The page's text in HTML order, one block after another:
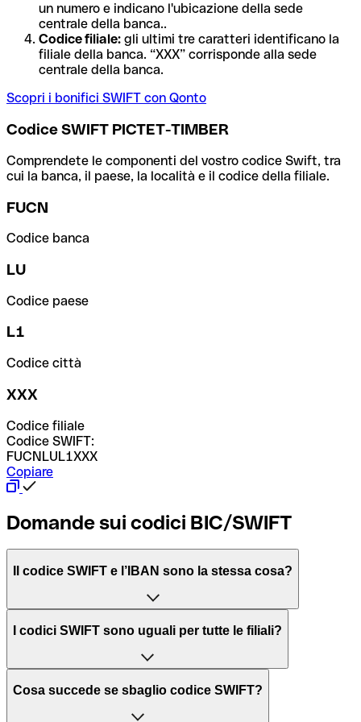
un numero e indicano l'ubicazione della sede
centrale della banca..
Codice filiale: gli ultimi tre caratteri identificano la
filiale della banca. “XXX” corrisponde alla sede
centrale della banca.
Scopri i bonifici SWIFT con Qonto
Codice SWIFT PICTET-TIMBER
Comprendete le componenti del vostro codice Swift, tra
cui la banca, il paese, la località e il codice della filiale.
FUCN
Codice banca
LU
Codice paese
L1
Codice città
XXX
Codice filiale
Codice SWIFT:
FUCNLUL1XXX
Copiare
Domande sui codici BIC/SWIFT
Il codice SWIFT e l’IBAN sono la stessa cosa?
L'acronimo SWIFT sta per “Society for Worldwide
per l’elaborazione dei pagamenti tra diversi Paesi.
Il BIC, invece, sta per “Bank Identifier Code” ed è una
I codici SWIFT sono uguali per tutte le filiali?
Dipende dalle banche. In alcuni casi le banche utilizzano
Cosa succede se sbaglio codice SWIFT?